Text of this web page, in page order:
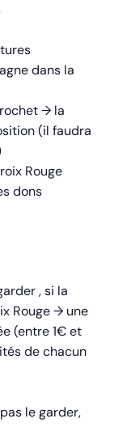
dans la
→ la
(il faudra
Rouge
dons
, si la
Rouge → une
(entre 1€ et
de chacun
le garder,